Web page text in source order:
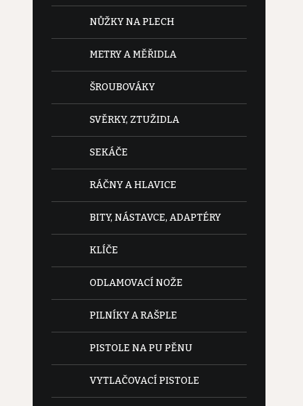
NŮŽKY NA PLECH
METRY A MĚŘIDLA
ŠROUBOVÁKY
SVĚRKY, ZTUŽIDLA
SEKÁČE
RÁČNY A HLAVICE
BITY, NÁSTAVCE, ADAPTÉRY
KLÍČE
ODLAMOVACÍ NOŽE
PILNÍKY A RAŠPLE
PISTOLE NA PU PĚNU
VYTLAČOVACÍ PISTOLE